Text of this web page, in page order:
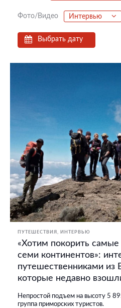
Фото/Видео Интервью
Выбрать дату
ПУТЕШЕСТВИЯ ИНТЕРВЬЮ
«Хотим покорить
семи континентов»:
путешественниками из
которые недавно
Непростой подъем на высоту 5
группа приморских туристов.